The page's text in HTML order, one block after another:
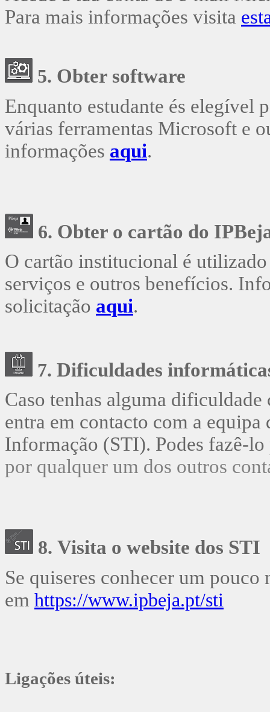
Para mais informações visita
5. Obter software
Enquanto estudante és elegível
várias ferramentas Microsoft e
informações aqui.
6. Obter o cartão do
O cartão institucional é
serviços e outros benefícios.
solicitação aqui.
7. Dificuldades
Caso tenhas alguma
entra em contacto com a
Informação (STI). Podes fazê-
por qualquer um dos outros
8. Visita o website dos STI
Se quiseres conhecer um
em https://www.ipbeja.pt/sti
Ligações úteis: